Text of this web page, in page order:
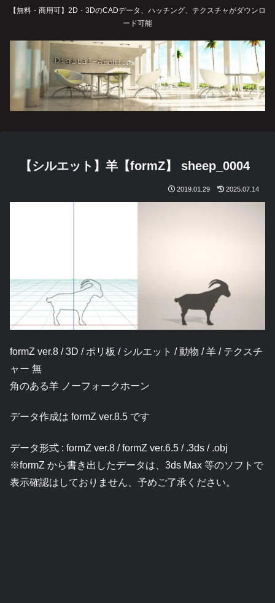
【無料・商用可】2D・3DのCADデータ、ハッチング、テクスチャがダウンロ
ード可能
【シルエット】羊【formZ】 sheep_0004
2019.01.29 2025.07.14
formZ ver.8 / 3D / ポリ板 / シルエット / 動物 / 羊 / テクスチ
ャー 無
角のある羊 ノーフォークホーン
データ作成は formZ ver.8.5 です
データ形式 : formZ ver.8 / formZ ver.6.5 / .3ds / .obj
※formZ から書き出したデータは、3ds Max 等のソフトで
表示確認はしておりません、予めご了承ください。